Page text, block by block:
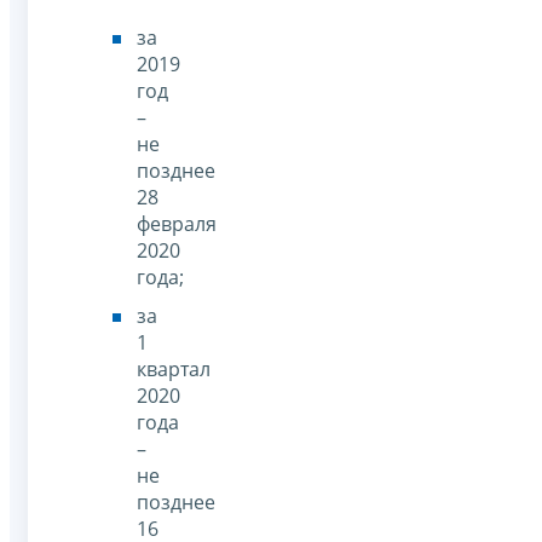
за
2019
год
–
не
позднее
28
февраля
2020
года;
за
1
квартал
2020
года
–
не
позднее
16